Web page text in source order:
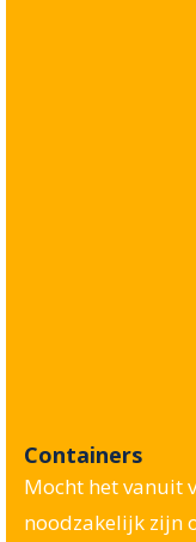
Containers
Mocht het vanuit
noodzakelijk zijn